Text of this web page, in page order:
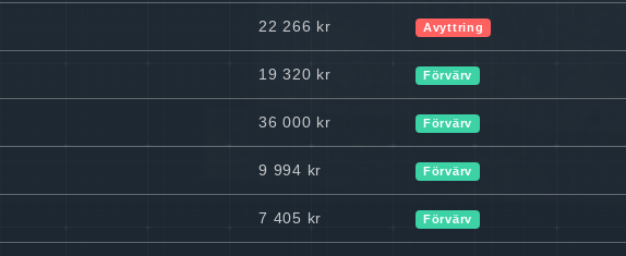
22 266 kr Avyttring
19 320 kr Förvärv
36 000 kr Förvärv
9 994 kr Förvärv
7 405 kr Förvärv